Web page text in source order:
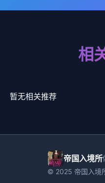
相
暂无相关推荐
帝国入境所
© 2025 帝国入境